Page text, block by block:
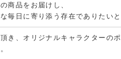
商品をお届けし、
毎日に寄り添う存在でありたいと
き、オリジナルキャラクターの